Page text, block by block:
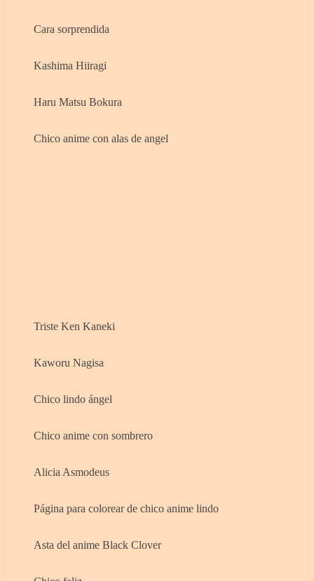
Cara sorprendida
Kashima Hiiragi
Haru Matsu Bokura
Chico anime con alas de angel
Triste Ken Kaneki
Kaworu Nagisa
Chico lindo ángel
Chico anime con sombrero
Alicia Asmodeus
Página para colorear de chico anime lindo
Asta del anime Black Clover